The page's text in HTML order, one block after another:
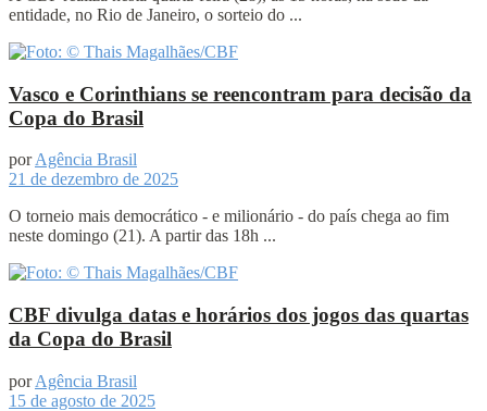
entidade, no Rio de Janeiro, o sorteio do ...
Vasco e Corinthians se reencontram para decisão da
Copa do Brasil
por Agência Brasil
21 de dezembro de 2025
O torneio mais democrático - e milionário - do país chega ao fim
neste domingo (21). A partir das 18h ...
CBF divulga datas e horários dos jogos das quartas
da Copa do Brasil
por Agência Brasil
15 de agosto de 2025